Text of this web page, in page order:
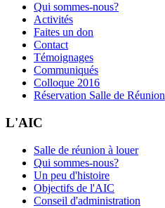
Qui sommes-nous?
Activités
Faites un don
Contact
Témoignages
Communiqués
Colloque 2016
Réservation Salle de Réunion
L'AIC
Salle de réunion à louer
Qui sommes-nous?
Un peu d'histoire
Objectifs de l'AIC
Conseil d'administration